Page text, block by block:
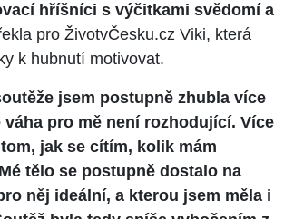
hříšníci s výčitkami svědomí a
pro ŽivotvČesku.cz Viki, která
k hubnutí motivovat.
jsem postupně zhubla více
váha pro mě není rozhodující. Více
jak se cítím, kolik mám
tělo se postupně dostalo na
něj ideální, a kterou jsem měla i